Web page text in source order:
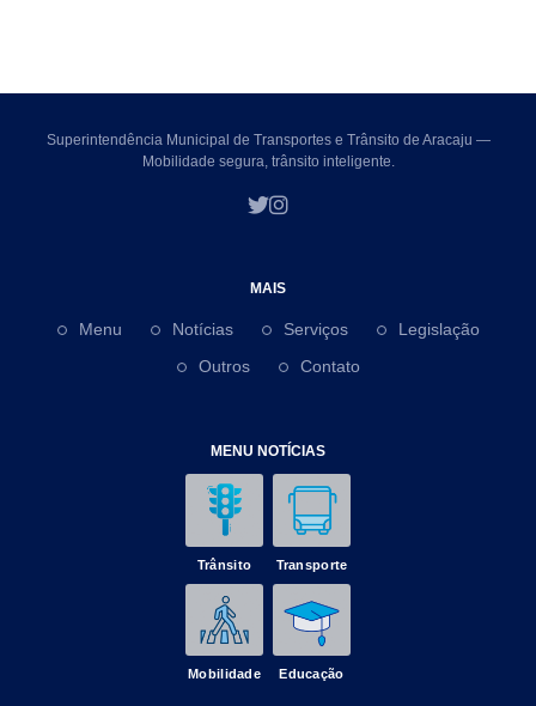
Superintendência Municipal de Transportes e Trânsito de Aracaju —
Mobilidade segura, trânsito inteligente.
MAIS
Menu Notícias Serviços
Legislação
Outros
Contato
MENU NOTÍCIAS
Trânsito Transporte
Mobilidade Educação